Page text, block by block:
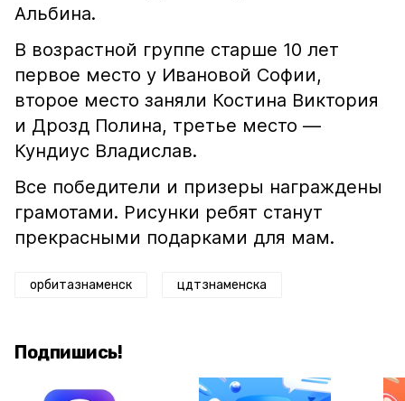
Альбина.
В возрастной группе старше 10 лет
первое место у Ивановой Софии,
второе место заняли Костина Виктория
и Дрозд Полина, третье место —
Кундиус Владислав.
Все победители и призеры награждены
грамотами. Рисунки ребят станут
прекрасными подарками для мам.
орбитазнаменск цдтзнаменска
Подпишись!